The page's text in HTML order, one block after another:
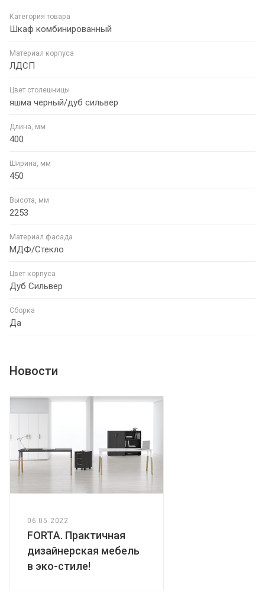
Категория товара
Шкаф комбинированный
Материал корпуса
ЛДСП
Цвет столешницы
яшма черный/дуб сильвер
Длина, мм
400
Ширина, мм
450
Высота, мм
2253
Материал фасада
МДФ/Стекло
Цвет корпуса
Дуб Сильвер
Сборка
Да
Новости
06.05.2022
FORTA. Практичная
дизайнерская мебель
в эко-стиле!